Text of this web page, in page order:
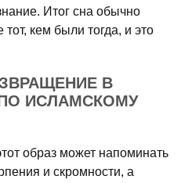
Итог сна обычно
кем были тогда, и это
В
ИСЛАМСКОМУ
образ может напоминать
и скромности, а